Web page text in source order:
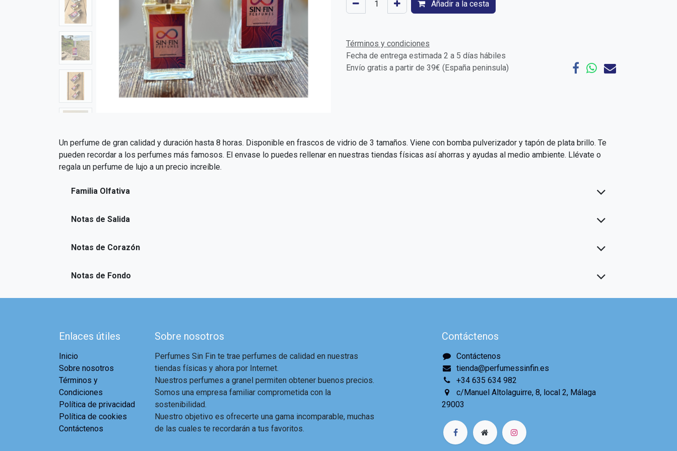
Añadir a la cesta
Términos y condiciones
Fecha de entrega estimada 2 a 5 días hábiles
Envío gratis a partir de 39€ (España peninsula)
Un perfume de gran calidad y duración hasta 8 horas. Disponible en frascos de vidrio de 3 tamaños. Viene con bomba pulverizador y tapón de plata brillo. Te
pueden recordar a los perfumes más famosos. El envase lo puedes rellenar en nuestras tiendas físicas así ahorras y ayudas al medio ambiente. Llévate o
regala un perfume de lujo a un precio increíble.
Familia Olfativa
Notas de Salida
Notas de Corazón
Notas de Fondo
Enlaces útiles
Inicio
Sobre nosotros
Términos y
Condiciones
Política de privacidad
Política de cookies
Contáctenos
Sobre nosotros
Perfumes Sin Fin te trae perfumes de calidad en nuestras
tiendas físicas y ahora por Internet.
Nuestros perfumes a granel permiten obtener buenos precios.
Somos una empresa familiar comprometida con la
sostenibilidad.
Nuestro objetivo es ofrecerte una gama incomparable, muchas
de las cuales te recordarán a tus favoritos.
Contáctenos
Contáctenos
tienda@perfumessinfin.es
+34 635 634 982
c/Manuel Altolaguirre, 8, local 2, Málaga
29003